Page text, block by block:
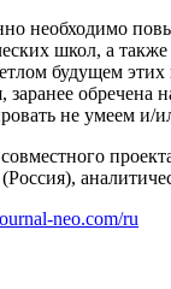
необходимо
школ, а
будущем
заранее
не умеем и/
neo.com/ru